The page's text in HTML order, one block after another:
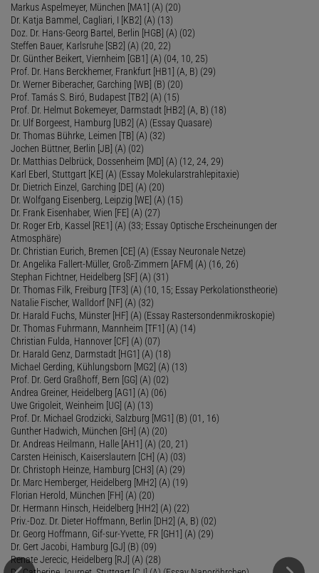
Markus Aspelmeyer, München [MA1] (A) (20)
Dr. Katja Bammel, Cagliari, I [KB2] (A) (13)
Doz. Dr. Hans-Georg Bartel, Berlin [HGB] (A) (02)
Steffen Bauer, Karlsruhe [SB2] (A) (20, 22)
Dr. Günther Beikert, Viernheim [GB1] (A) (04, 10, 25)
Prof. Dr. Hans Berckhemer, Frankfurt [HB1] (A, B) (29)
Dr. Werner Biberacher, Garching [WB] (B) (20)
Prof. Tamás S. Biró, Budapest [TB2] (A) (15)
Prof. Dr. Helmut Bokemeyer, Darmstadt [HB2] (A, B) (18)
Dr. Ulf Borgeest, Hamburg [UB2] (A) (Essay Quasare)
Dr. Thomas Bührke, Leimen [TB] (A) (32)
Jochen Büttner, Berlin [JB] (A) (02)
Dr. Matthias Delbrück, Dossenheim [MD] (A) (12, 24, 29)
Karl Eberl, Stuttgart [KE] (A) (Essay Molekularstrahlepitaxie)
Dr. Dietrich Einzel, Garching [DE] (A) (20)
Dr. Wolfgang Eisenberg, Leipzig [WE] (A) (15)
Dr. Frank Eisenhaber, Wien [FE] (A) (27)
Dr. Roger Erb, Kassel [RE1] (A) (33; Essay Optische Erscheinungen der
Atmosphäre)
Dr. Christian Eurich, Bremen [CE] (A) (Essay Neuronale Netze)
Dr. Angelika Fallert-Müller, Groß-Zimmern [AFM] (A) (16, 26)
Stephan Fichtner, Heidelberg [SF] (A) (31)
Dr. Thomas Filk, Freiburg [TF3] (A) (10, 15; Essay Perkolationstheorie)
Natalie Fischer, Walldorf [NF] (A) (32)
Dr. Harald Fuchs, Münster [HF] (A) (Essay Rastersondenmikroskopie)
Dr. Thomas Fuhrmann, Mannheim [TF1] (A) (14)
Christian Fulda, Hannover [CF] (A) (07)
Dr. Harald Genz, Darmstadt [HG1] (A) (18)
Michael Gerding, Kühlungsborn [MG2] (A) (13)
Prof. Dr. Gerd Graßhoff, Bern [GG] (A) (02)
Andrea Greiner, Heidelberg [AG1] (A) (06)
Uwe Grigoleit, Weinheim [UG] (A) (13)
Prof. Dr. Michael Grodzicki, Salzburg [MG1] (B) (01, 16)
Gunther Hadwich, München [GH] (A) (20)
Dr. Andreas Heilmann, Halle [AH1] (A) (20, 21)
Carsten Heinisch, Kaiserslautern [CH] (A) (03)
Dr. Christoph Heinze, Hamburg [CH3] (A) (29)
Dr. Marc Hemberger, Heidelberg [MH2] (A) (19)
Florian Herold, München [FH] (A) (20)
Dr. Hermann Hinsch, Heidelberg [HH2] (A) (22)
Priv.-Doz. Dr. Dieter Hoffmann, Berlin [DH2] (A, B) (02)
Dr. Georg Hoffmann, Gif-sur-Yvette, FR [GH1] (A) (29)
Dr. Gert Jacobi, Hamburg [GJ] (B) (09)
Renate Jerecic, Heidelberg [RJ] (A) (28)